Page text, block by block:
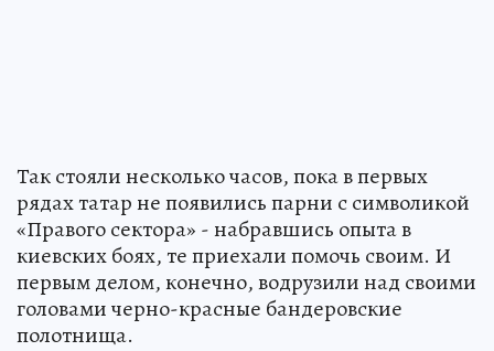
Так стояли несколько часов, пока в первых
рядах татар не появились парни с символикой
«Правого сектора» - набравшись опыта в
киевских боях, те приехали помочь своим. И
первым делом, конечно, водрузили над своими
головами черно-красные бандеровские
полотнища.